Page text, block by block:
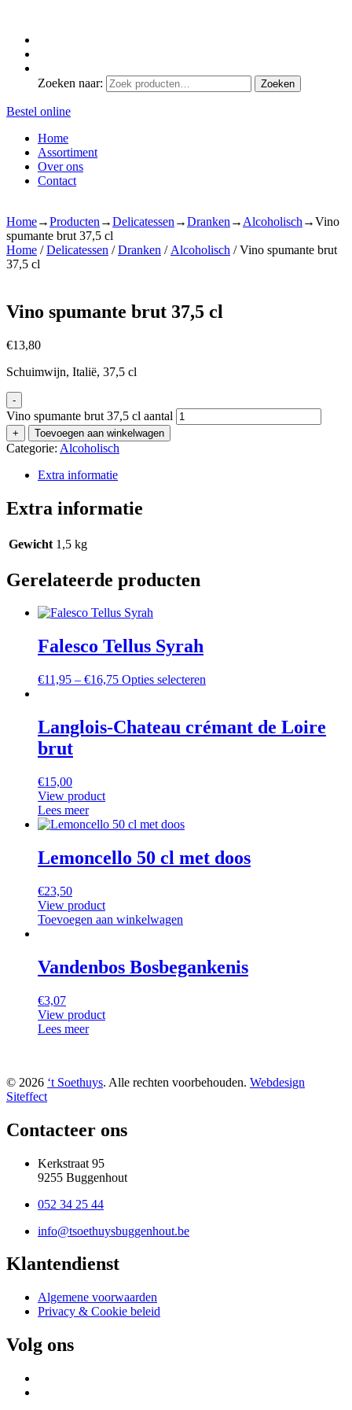
Zoeken naar: Zoeken
Bestel online
Home
Assortiment
Over ons
Contact
Home→Producten →Delicatessen →Dranken → Alcoholisch →Vino
spumante brut 37,5 cl
Home /Delicatessen /Dranken / Alcoholisch / Vino spumante brut
37,5 cl
Vino spumante brut 37,5 cl
€13,80
Schuimwijn, Italië, 37,5 cl
-
Vino spumante brut 37,5 cl aantal
+ Toevoegen aan winkelwagen
Categorie: Alcoholisch
Extra informatie
Extra informatie
Gewicht 1,5 kg
Gerelateerde producten
Falesco Tellus Syrah
€11,95 – €16,75 Opties selecteren
Langlois-Chateau crémant de Loire
brut
€15,00
View product
Lees meer
Lemoncello 50 cl met doos
€23,50
View product
Toevoegen aan winkelwagen
Vandenbos Bosbegankenis
€3,07
View product
Lees meer
© 2026 ‘t Soethuys. Alle rechten voorbehouden. Webdesign
Siteffect
Contacteer ons
Kerkstraat 95
9255 Buggenhout
052 34 25 44
info@tsoethuysbuggenhout.be
Klantendienst
Algemene voorwaarden
Privacy & Cookie beleid
Volg ons